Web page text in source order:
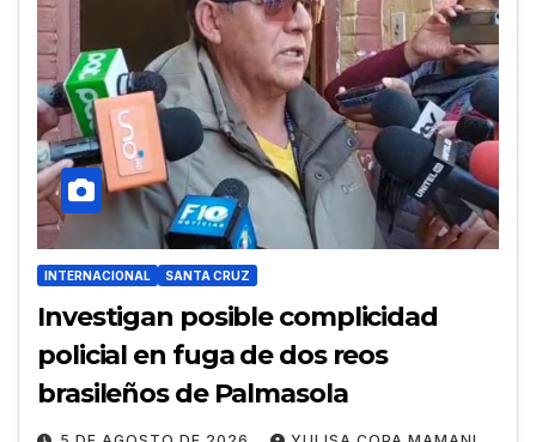
INTERNACIONAL SANTA CRUZ
Investigan posible complicidad
policial en fuga de dos reos
brasileños de Palmasola